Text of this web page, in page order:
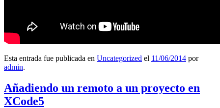
Esta entrada fue publicada en Uncategorized el 11/06/2014 por
admin.
Añadiendo un remoto a un proyecto en
XCode5